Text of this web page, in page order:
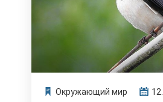
Окружающий мир